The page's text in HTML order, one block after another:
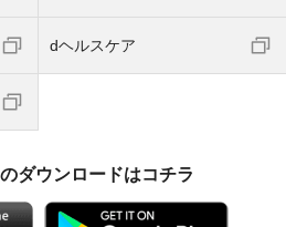
dヘルスケア
ダウンロードはコチラ